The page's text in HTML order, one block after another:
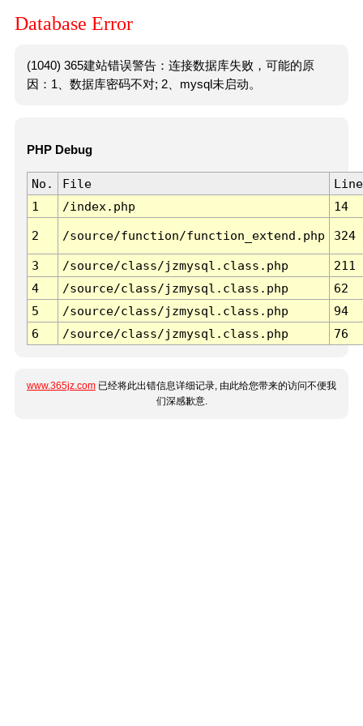
Database Error
(1040) 365建站错误警告：连接数据库失败，可能的原
因：1、数据库密码不对; 2、mysql未启动。
PHP Debug
No. File
Line
1
/index.php 14
2 /source/function/function_extend.php 324
3 /source/class/jzmysql.class.php
211
4
/source/class/jzmysql.class.php
62
5
/source/class/jzmysql.class.php
94
6
/source/class/jzmysql.class.php 76
www.365jz.com 已经将此出错信息详细记录, 由此给您带来的访问不便我
们深感歉意.